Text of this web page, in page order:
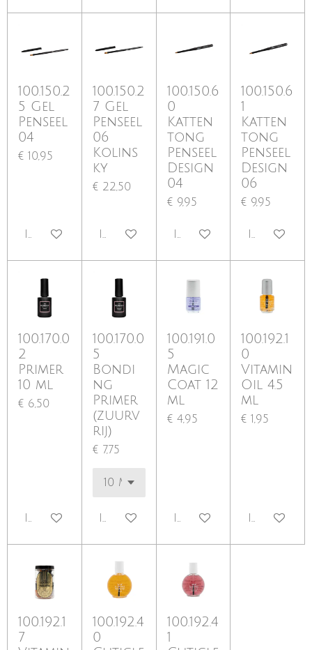
100.150.2
5 Gel
Penseel
04
€ 10,95
In winkelwagen
100.150.2
7 Gel
Penseel
06
Kolins
ky
€ 22,50
In winkelwagen
100.150.6
0
Katten
tong
Penseel
Design
04
€ 9,95
In winkelwagen
100.150.6
1
Katten
tong
Penseel
Design
06
€ 9,95
In
100.170.0
2
Primer
10 ml
€ 6,50
In winkelwagen
100.170.0
5
Bondi
ng
Primer
(zuurv
rij)
€ 7,75
In winkelwagen
100.191.0
5
Magic
Coat 12
ml
€ 4,95
In winkelwagen
100.192.1
0
Vitamin
Oil 4.5
ml
€ 1,95
In
100.192.1
7
100.192.4
0
100.192.4
1